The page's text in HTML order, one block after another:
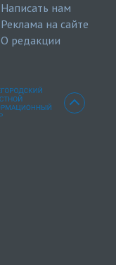
Написать нам
Реклама на сайте
О редакции